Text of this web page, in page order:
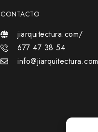
CONTACTO
jiarquitectura.com/
677 47 38 54
info@jiarquitectura.com